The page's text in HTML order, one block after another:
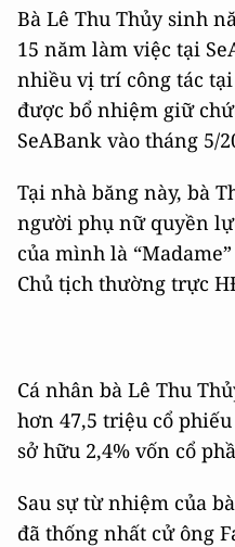
Bà Lê Thu Thủy sinh
15 năm làm việc tại
nhiều vị trí công tác
được bổ nhiệm giữ
SeABank vào tháng 5/
Tại nhà băng này, bà
người phụ nữ quyền
của mình là
Chủ tịch thường trực
Cá nhân bà Lê Thu
hơn 47,5 triệu cổ
sở hữu 2,4% vốn cổ
Sau sự từ nhiệm của
đã thống nhất cử ông